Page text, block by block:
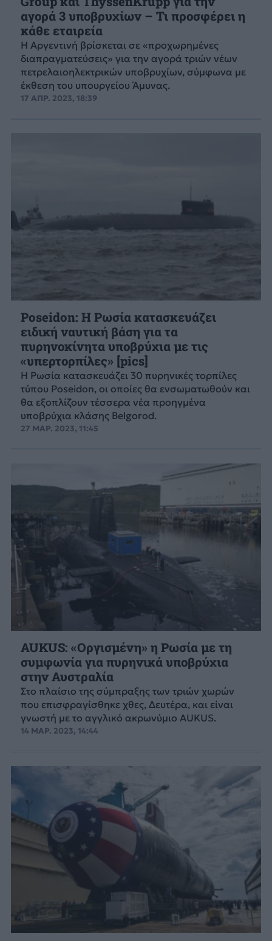
αγορά 3 υποβρυχίων – Τι προσφέρει η
κάθε εταιρεία
Η Αργεντινή βρίσκεται σε «προχωρημένες
διαπραγματεύσεις» για την αγορά τριών νέων
πετρελαιοηλεκτρικών υποβρυχίων, σύμφωνα με
έκθεση του υπουργείου Άμυνας.
17 ΑΠΡ. 2023, 18:39
Poseidon: Η Ρωσία κατασκευάζει
ειδική ναυτική βάση για τα
πυρηνοκίνητα υποβρύχια με τις
«υπερτορπίλες» [pics]
Η Ρωσία κατασκευάζει 30 πυρηνικές τορπίλες
τύπου Poseidon, οι οποίες θα ενσωματωθούν και
θα εξοπλίζουν τέσσερα νέα προηγμένα
υποβρύχια κλάσης Belgorod.
27 ΜΑΡ. 2023, 11:45
AUKUS: «Οργισμένη» η Ρωσία με τη
συμφωνία για πυρηνικά υποβρύχια
στην Αυστραλία
Στο πλαίσιο της σύμπραξης των τριών χωρών
που επισφραγίσθηκε χθες, Δευτέρα, και είναι
γνωστή με το αγγλικό ακρωνύμιο AUKUS.
14 ΜΑΡ. 2023, 14:44